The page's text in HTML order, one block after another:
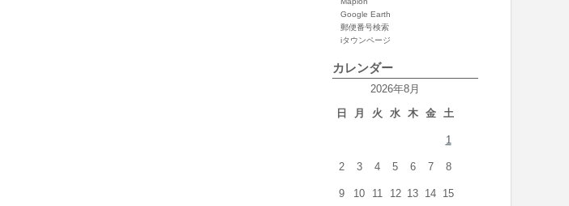
Google Earth
郵便番号検索
iタウンページ
カレンダー
2026年8月
日
月 火 水 木 金 土
1
2 3 4 5 6 7 8
9 10 11 12 13 14 15